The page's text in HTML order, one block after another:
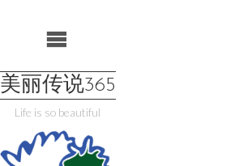
美丽传说365
Life is so beautiful